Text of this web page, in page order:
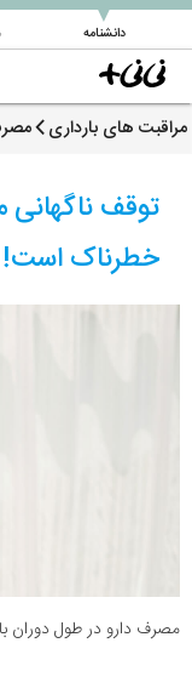
دانشنامه
▼
مراقبت های بارداری
توقف
خطرناک است!
مصرف دارو در طول دوران